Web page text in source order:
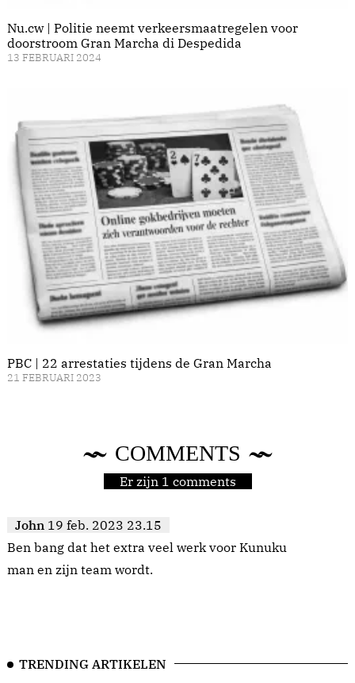
Nu.cw | Politie neemt verkeersmaatregelen voor
doorstroom Gran Marcha di Despedida
13 FEBRUARI 2024
PBC | 22 arrestaties tijdens de Gran Marcha
21 FEBRUARI 2023
COMMENTS
Er zijn 1 comments
John 19 feb. 2023 23.15
Ben bang dat het extra veel werk voor Kunuku
man en zijn team wordt.
TRENDING ARTIKELEN